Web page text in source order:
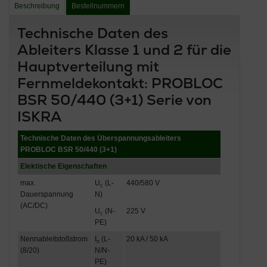
Beschreibung Bestellnummern
Technische Daten des
Ableiters Klasse 1 und 2 für die
Hauptverteilung mit
Fernmeldekontakt: PROBLOC
BSR 50/440 (3+1) Serie von
ISKRA
Technische Daten des Überspannungsableiters
PROBLOC BSR 50/440 (3+1)
Elektische Eigenschaften
max.
Dauerspannung
(AC/DC)
Uc (L-
N)
440/580 V
Uc (N-
PE)
225 V
Nennableitstoßstrom
(8/20)
n (L-
N/N-
PE)
20 kA / 50 kA